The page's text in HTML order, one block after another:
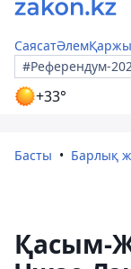
СаясатӘлемҚаржы
#Референдум-
+33°
Басты Барлық
Қасым-